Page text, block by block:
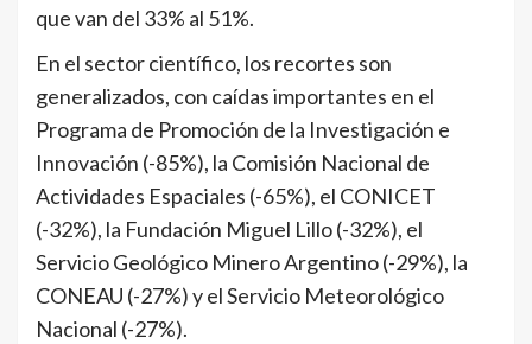
que van del 33% al 51%.
En el sector científico, los recortes son
generalizados, con caídas importantes en el
Programa de Promoción de la Investigación e
Innovación (-85%), la Comisión Nacional de
Actividades Espaciales (-65%), el CONICET
(-32%), la Fundación Miguel Lillo (-32%), el
Servicio Geológico Minero Argentino (-29%), la
CONEAU (-27%) y el Servicio Meteorológico
Nacional (-27%).